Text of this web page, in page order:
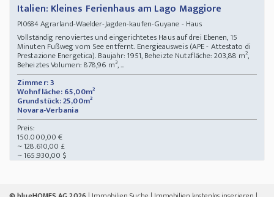
Italien: Kleines Ferienhaus am Lago Maggiore
PI0684Agrarland-Waelder-Jagden-kaufen-Guyane - Haus
Vollständig renoviertes und eingerichtetes Haus auf drei Ebenen, 15
Minuten Fußweg vom See entfernt. Energieausweis (APE - Attestato di
Prestazione Energetica). Baujahr: 1951, Beheizte Nutzfläche: 203,88 m²,
Beheiztes Volumen: 878,96 m³, ...
Zimmer: 3
Wohnfläche: 65,00m²
Grundstück: 25,00m²
Novara-Verbania
Preis:
150.000,00 €
~ 128.610,00 £
~ 165.930,00 $